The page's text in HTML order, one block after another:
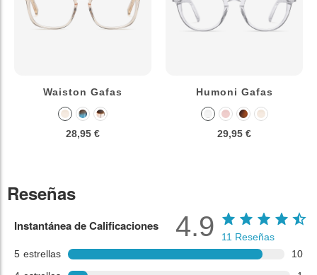
Waiston Gafas
28,95 €
Humoni Gafas
29,95 €
Reseñas
Instantánea de Calificaciones
5 estrellas
10
4.9 11 Reseñas